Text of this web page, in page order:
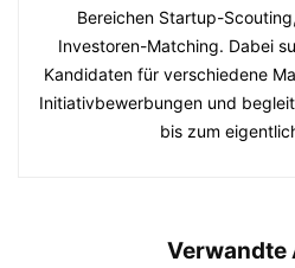
Bereichen Startup-
Investoren-Matching. Dabei
Kandidaten für verschiedene
Initiativbewerbungen und
bis zum
Verwandte